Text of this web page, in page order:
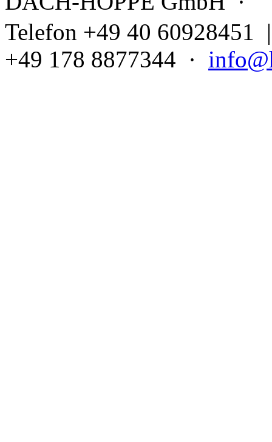
Telefon +49 40
+49 178 8877344 ·